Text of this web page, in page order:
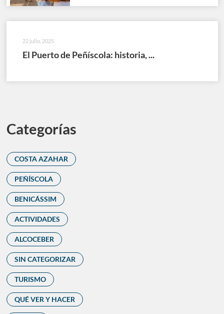
22 julio, 2025
El Puerto de Peñíscola: historia, ...
Categorías
COSTA AZAHAR
PEÑÍSCOLA
BENICÁSSIM
ACTIVIDADES
ALCOCEBER
SIN CATEGORIZAR
TURISMO
QUÉ VER Y HACER